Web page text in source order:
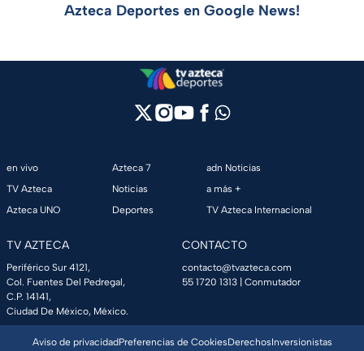
Azteca Deportes en Google News!
en vivo
TV Azteca
Azteca UNO
Azteca 7
Noticias
Deportes
adn Noticias
a más +
TV Azteca Internacional
TV AZTECA
Periférico Sur 4121,
Col. Fuentes Del Pedregal,
C.P. 14141,
Ciudad De México, México.
CONTACTO
contacto@tvazteca.com
55 1720 1313 | Conmutador
Aviso de privacidadPreferencias de CookiesDerechosInversionistas